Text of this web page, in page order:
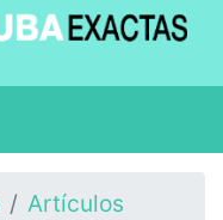
Artículos